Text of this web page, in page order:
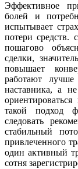
Эффективное
болей и
испытывает
потери средств.
пошагово
сделки,
повышает
работают
наставника, а
такой подход
следовать
стабильный
привлеченного
один активный
сотня